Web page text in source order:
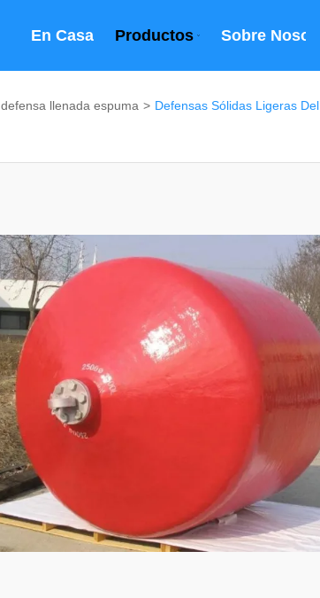
En Casa Productos Sobre
defensa llenada espuma > Defensas Sólidas Ligeras